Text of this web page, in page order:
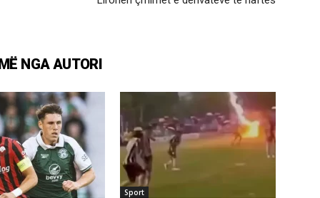
NGA AUTORI
Sport